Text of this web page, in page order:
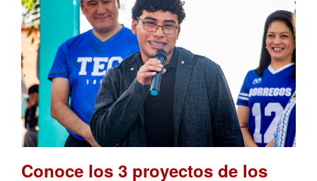
Conoce los 3 proyectos de los